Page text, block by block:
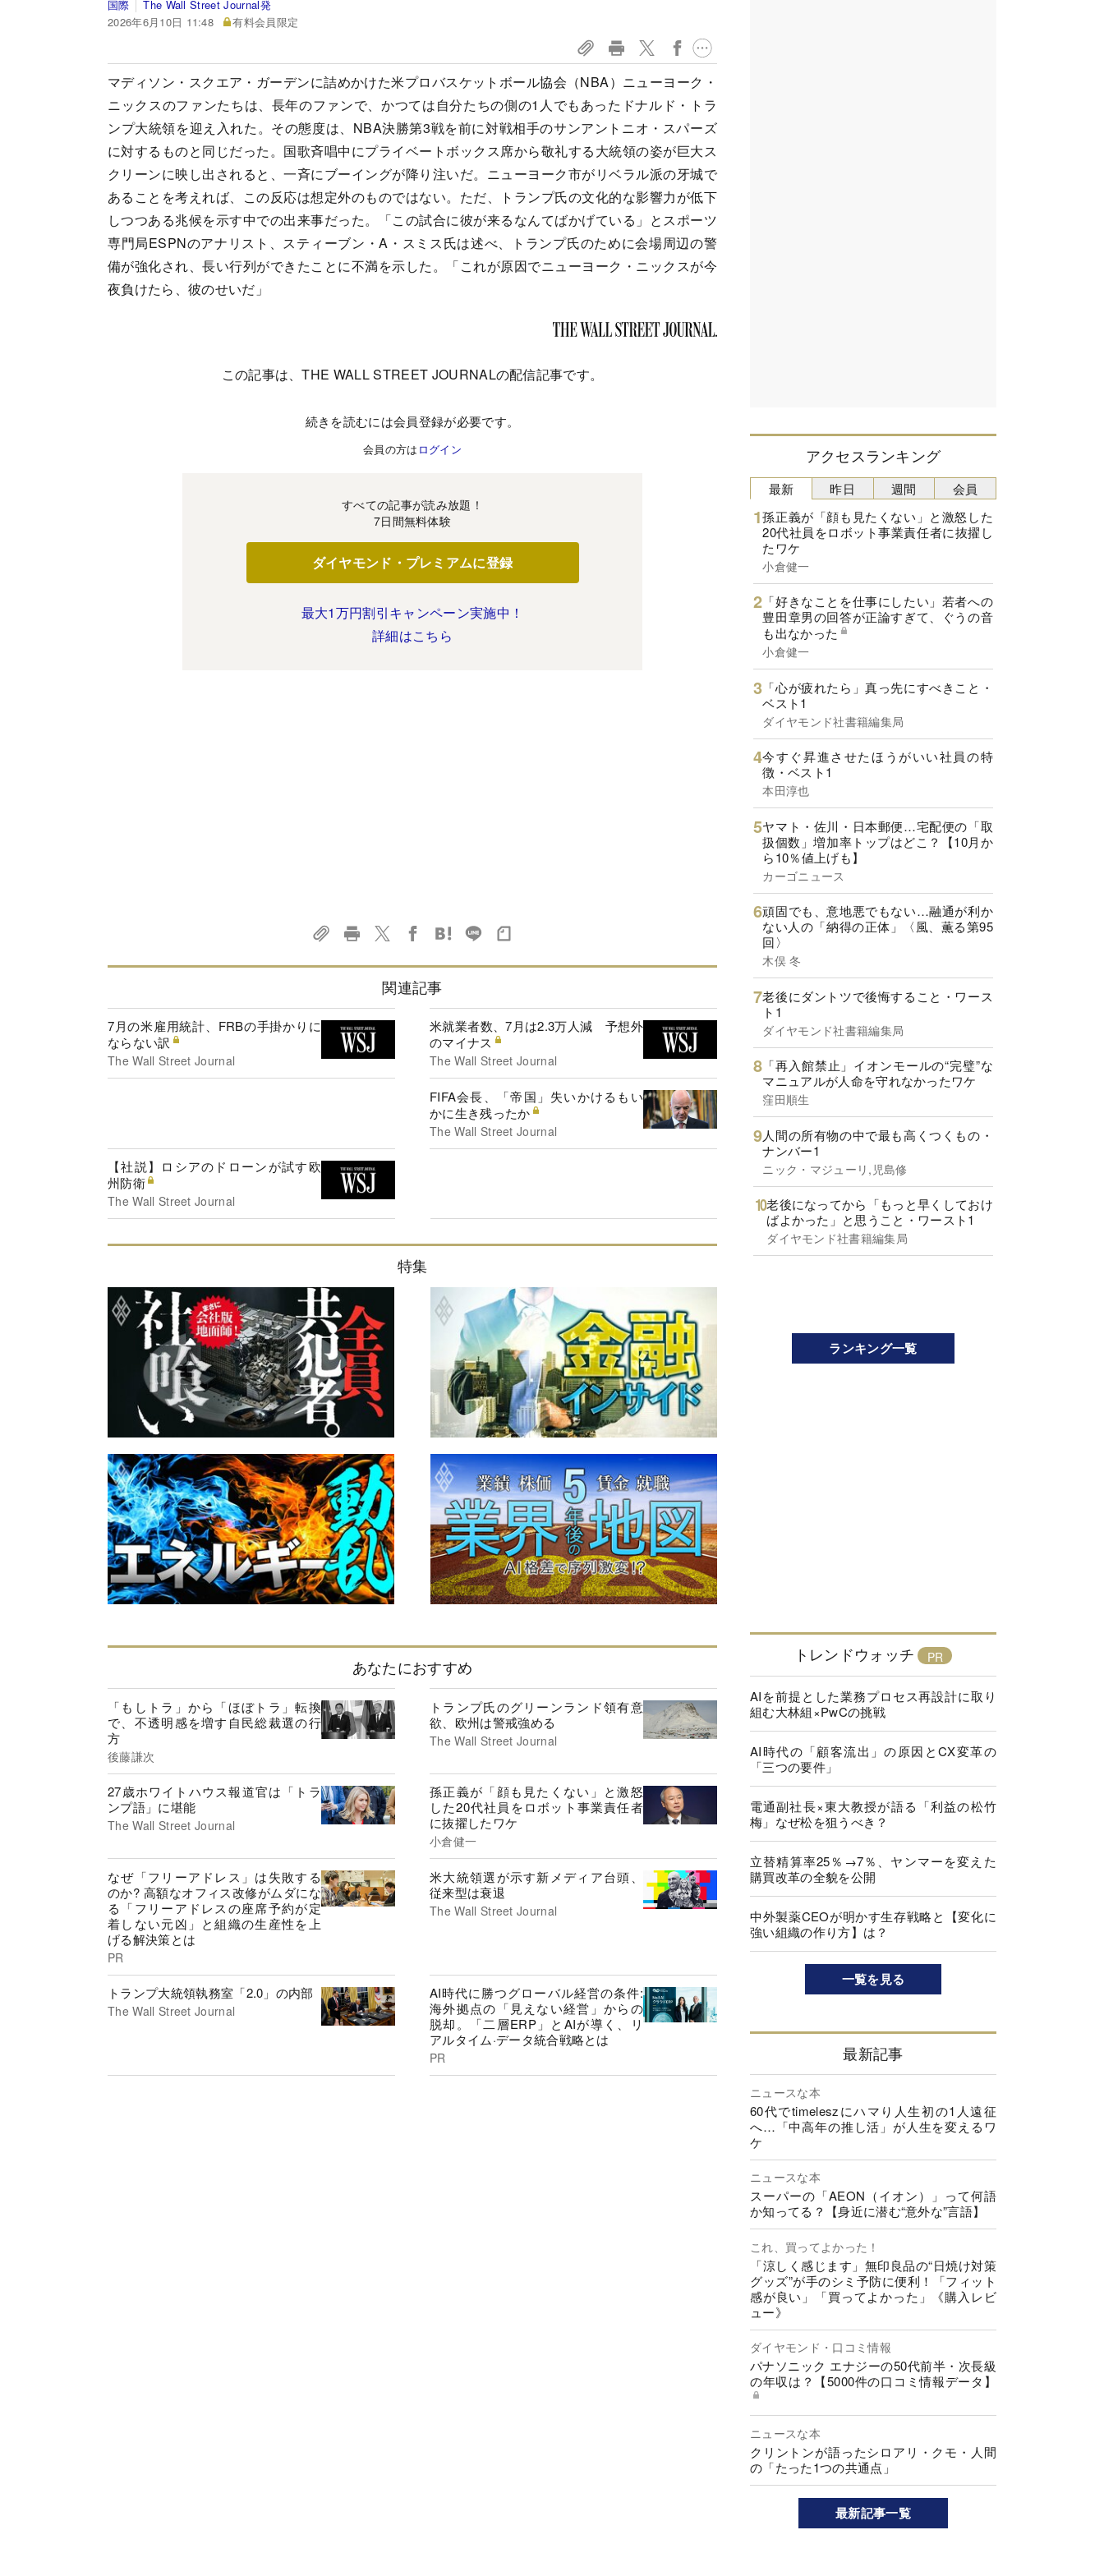
国際
The Wall Street Journal発
2026年6月10日 11:48
有料会員限定
マディソン・スクエア・ガーデンに詰めかけた米プロバスケットボール協会（NBA）ニューヨーク・
ニックスのファンたちは、長年のファンで、かつては自分たちの側の1人でもあったドナルド・トラ
ンプ大統領を迎え入れた。その態度は、NBA決勝第3戦を前に対戦相手のサンアントニオ・スパーズ
に対するものと同じだった。国歌斉唱中にプライベートボックス席から敬礼する大統領の姿が巨大ス
クリーンに映し出されると、一斉にブーイングが降り注いだ。ニューヨーク市がリベラル派の牙城で
あることを考えれば、この反応は想定外のものではない。ただ、トランプ氏の文化的な影響力が低下
しつつある兆候を示す中での出来事だった。「この試合に彼が来るなんてばかげている」とスポーツ
専門局ESPNのアナリスト、スティーブン・A・スミス氏は述べ、トランプ氏のために会場周辺の警
備が強化され、長い行列ができたことに不満を示した。「これが原因でニューヨーク・ニックスが今
夜負けたら、彼のせいだ」
この記事は、THE WALL STREET JOURNALの配信記事です。
続きを読むには会員登録が必要です。
会員の方は ログイン
すべての記事が読み放題！
7日間無料体験
ダイヤモンド・プレミアムに登録
最大1万円割引キャンペーン実施中！
詳細はこちら
関連記事
7月の米雇用統計、FRBの手掛かりに
ならない訳
The Wall Street Journal
米就業者数、7月は2.3万人減 予想外
のマイナス
The Wall Street Journal
FIFA会長、「帝国」失いかけるもい
かに生き残ったか
The Wall Street Journal
【社説】ロシアのドローンが試す欧
州防衛
The Wall Street Journal
特集
あなたにおすすめ
「もしトラ」から「ほぼトラ」転換
で、不透明感を増す自民総裁選の行
方
後藤謙次
トランプ氏のグリーンランド領有意
欲、欧州は警戒強める
The Wall Street Journal
27歳ホワイトハウス報道官は「トラ
ンプ語」に堪能
The Wall Street Journal
孫正義が「顔も見たくない」と激怒
した20代社員をロボット事業責任者
に抜擢したワケ
小倉健一
なぜ「フリーアドレス」は失敗する
のか? 高額なオフィス改修がムダにな
る「フリーアドレスの座席予約が定
着しない元凶」と組織の生産性を上
げる解決策とは
PR
米大統領選が示す新メディア台頭、
従来型は衰退
The Wall Street Journal
トランプ大統領執務室「2.0」の内部
The Wall Street Journal
AI時代に勝つグローバル経営の条件:
海外拠点の「見えない経営」からの
脱却。「二層ERP」とAIが導く、リ
アルタイム·データ統合戦略とは
PR
アクセスランキング
最新
孫正義が「顔も見たくない」と激怒した
20代社員をロボット事業責任者に抜擢し
たワケ
小倉健一
「好きなことを仕事にしたい」若者への
豊田章男の回答が正論すぎて、ぐうの音
も出なかった
小倉健一
「心が疲れたら」真っ先にすべきこと・
ベスト1
ダイヤモンド社書籍編集局
今すぐ昇進させたほうがいい社員の特
徴・ベスト1
本田淳也
ヤマト・佐川・日本郵便…宅配便の「取
扱個数」増加率トップはどこ？【10月か
ら10％値上げも】
カーゴニュース
頑固でも、意地悪でもない…融通が利か
ない人の「納得の正体」〈風、薫る第95
回〉
木俣 冬
老後にダントツで後悔すること・ワース
ト1
ダイヤモンド社書籍編集局
「再入館禁止」イオンモールの“完璧”な
マニュアルが人命を守れなかったワケ
窪田順生
人間の所有物の中で最も高くつくもの・
ナンバー1
ニック・マジューリ,児島修
老後になってから「もっと早くしておけ
ばよかった」と思うこと・ワースト1
ダイヤモンド社書籍編集局
昨日 週間 会員
ランキング一覧
トレンドウォッチ
AIを前提とした業務プロセス再設計に取り
組む大林組×PwCの挑戦
AI時代の「顧客流出」の原因とCX変革の
「三つの要件」
電通副社長×東大教授が語る「利益の松竹
梅」なぜ松を狙うべき？
立替精算率25％→7％、ヤンマーを変えた
購買改革の全貌を公開
中外製薬CEOが明かす生存戦略と【変化に
強い組織の作り方】は？
一覧を見る
最新記事
ニュースな本
60代でtimeleszにハマり人生初の1人遠征
へ…「中高年の推し活」が人生を変えるワ
ケ
ニュースな本
スーパーの「AEON（イオン）」って何語
か知ってる？【身近に潜む“意外な”言語】
これ、買ってよかった！
「涼しく感じます」無印良品の“日焼け対策
グッズ”が手のシミ予防に便利！「フィット
感が良い」「買ってよかった」《購入レビ
ュー》
ダイヤモンド・口コミ情報
パナソニック エナジーの50代前半・次長級
の年収は？【5000件の口コミ情報データ】
ニュースな本
クリントンが語ったシロアリ・クモ・人間
の「たった1つの共通点」
最新記事一覧